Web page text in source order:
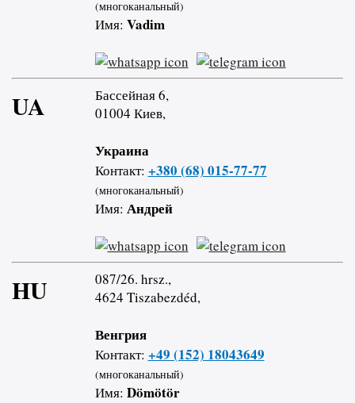
(многоканальный)
Имя: Vadim
UA
Бассейная 6,
01004 Киев,
Украина
Контакт: +380 (68) 015-77-77
(многоканальный)
Имя: Андрей
HU
087/26. hrsz.,
4624 Tiszabezdéd,
Венгрия
Контакт: +49 (152) 18043649
(многоканальный)
Имя: Dömötör